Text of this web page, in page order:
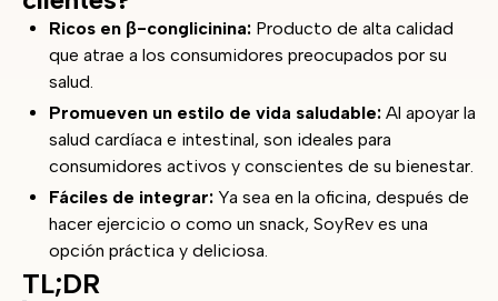
Ricos en β-conglicinina: Producto de alta calidad
que atrae a los consumidores preocupados por su
salud.
Promueven un estilo de vida saludable: Al apoyar la
salud cardíaca e intestinal, son ideales para
consumidores activos y conscientes de su bienestar.
Fáciles de integrar: Ya sea en la oficina, después de
hacer ejercicio o como un snack, SoyRev es una
opción práctica y deliciosa.
TL;DR